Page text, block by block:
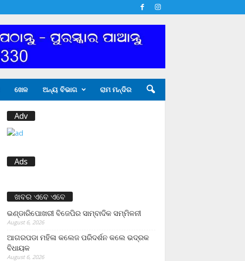
ଖେଳ ଅନ୍ୟ ବିଭାଗ ରାମ ମନ୍ଦିର
Adv
Ads
ଖବର ଏବେ ଏବେ
ଭଣ୍ଡାରିପୋଖରୀ ବିଜେପିର ସାମ୍ବାଦିକ ସମ୍ମିଳନୀ
August 6, 2026
ଆଗରପଡା ମହିଳା କଲେଜ ପରିଦର୍ଶନ କଲେ ଭଦ୍ରକ
ବିଧାୟକ
August 6, 2026